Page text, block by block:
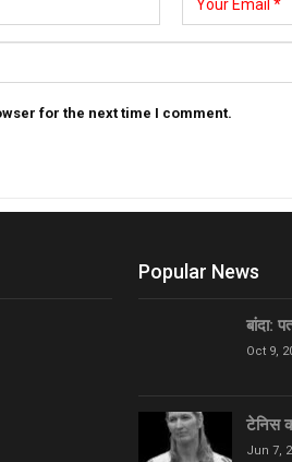
for the next time I comment.
Popular News
बांदा:
Oct 9,
टेनिस
Jun 7,